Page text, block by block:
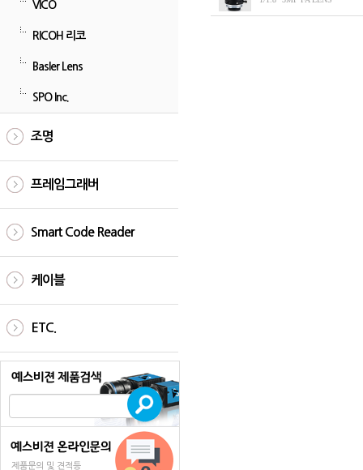
VICO
RICOH 리코
Basler Lens
SPO Inc.
조명
프레임그래버
Smart Code Reader
케이블
ETC.